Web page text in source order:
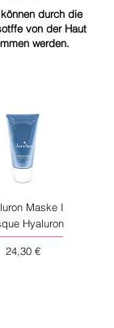
durch die
von der Haut
werden.
Maske I
Hyaluron
Preis
24,30 €